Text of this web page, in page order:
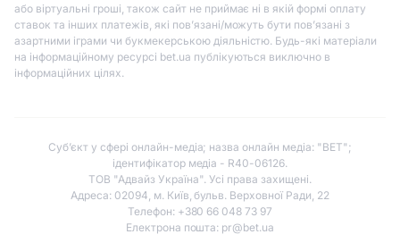
або віртуальні гроші, також сайт не приймає ні в якій формі оплату
ставок та інших платежів, які пов’язані/можуть бути пов’язані з
азартними іграми чи букмекерською діяльністю. Будь-які матеріали
на інформаційному ресурсі bet.ua публікуються виключно в
інформаційних цілях.
Субʼєкт у сфері онлайн-медіа; назва онлайн медіа: "BET";
ідентифікатор медіа - R40-06126.
ТОВ "Адвайз Україна". Усі права захищені.
Адреса: 02094, м. Київ, бульв. Верховної Ради, 22
Телефон: +380 66 048 73 97
Електрона пошта: pr@bet.ua